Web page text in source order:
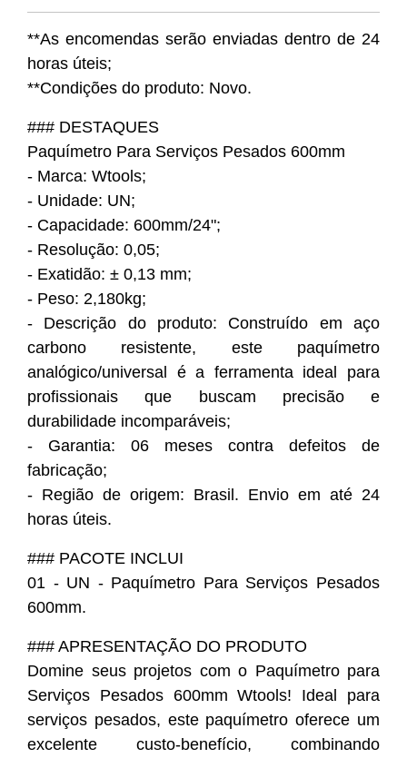
**As encomendas serão enviadas dentro de 24
horas úteis;
**Condições do produto: Novo.
### DESTAQUES
Paquímetro Para Serviços Pesados 600mm
- Marca: Wtools;
- Unidade: UN;
- Capacidade: 600mm/24";
- Resolução: 0,05;
- Exatidão: ± 0,13 mm;
- Peso: 2,180kg;
- Descrição do produto: Construído em aço
carbono resistente, este paquímetro
analógico/universal é a ferramenta ideal para
profissionais que buscam precisão e
durabilidade incomparáveis;
- Garantia: 06 meses contra defeitos de
fabricação;
- Região de origem: Brasil. Envio em até 24
horas úteis.
### PACOTE INCLUI
01 - UN - Paquímetro Para Serviços Pesados
600mm.
### APRESENTAÇÃO DO PRODUTO
Domine seus projetos com o Paquímetro para
Serviços Pesados 600mm Wtools! Ideal para
serviços pesados, este paquímetro oferece um
excelente custo-benefício, combinando